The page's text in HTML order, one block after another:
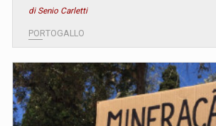
di Senio Carletti
PORTOGALLO